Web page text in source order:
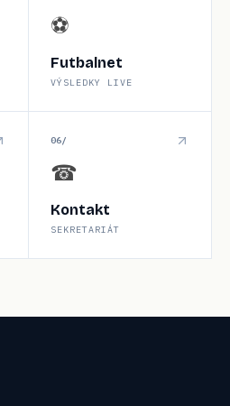
⚽
Futbalnet
VÝSLEDKY LIVE
06/
☎
Kontakt
SEKRETARIÁT